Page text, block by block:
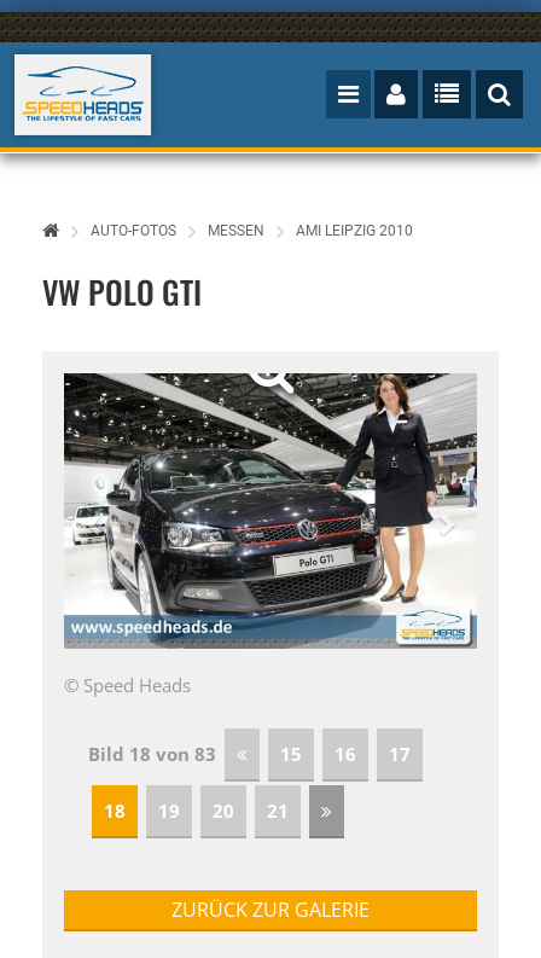
AUTO-FOTOS MESSEN AMI LEIPZIG 2010
VW POLO GTI
© Speed Heads
Bild 18 von 83 15 16 17
18 19 20 21
ZURÜCK ZUR GALERIE